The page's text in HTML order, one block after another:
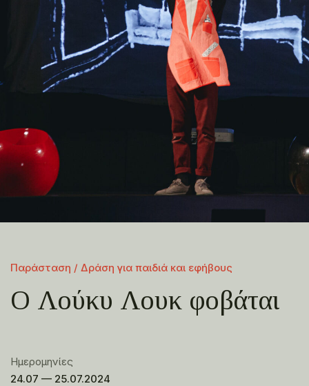
Παράσταση / Δράση για παιδιά και εφήβους
Ο Λούκυ Λουκ φοβάται
Ημερομηνίες
24.07 — 25.07.2024